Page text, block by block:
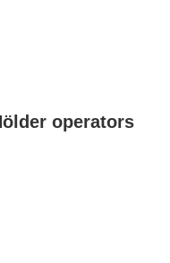
operators